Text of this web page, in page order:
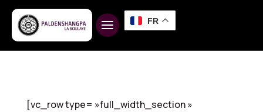
[vc_row type= »full_width_section »
FR